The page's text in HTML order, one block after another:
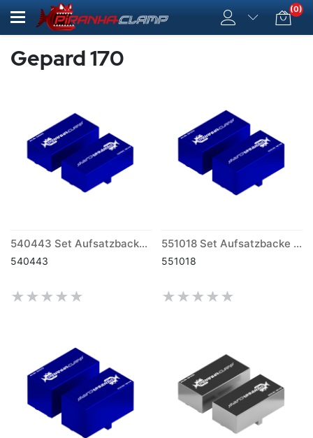
(0)
Gepard 170
540443 Set Aufsatzbacke ALU S (170)
540443
551018 Set Aufsatzbacke ALU M (170)
551018